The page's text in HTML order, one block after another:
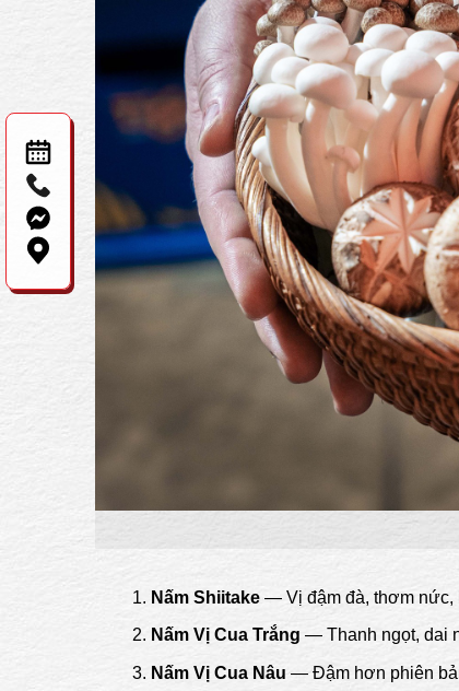
Nấm Shiitake— Vị đậm đà, thơm nức,
Nấm Vị Cua Trắng — Thanh ngọt, dai
Nấm Vị Cua Nâu — Đậm hơn phiên